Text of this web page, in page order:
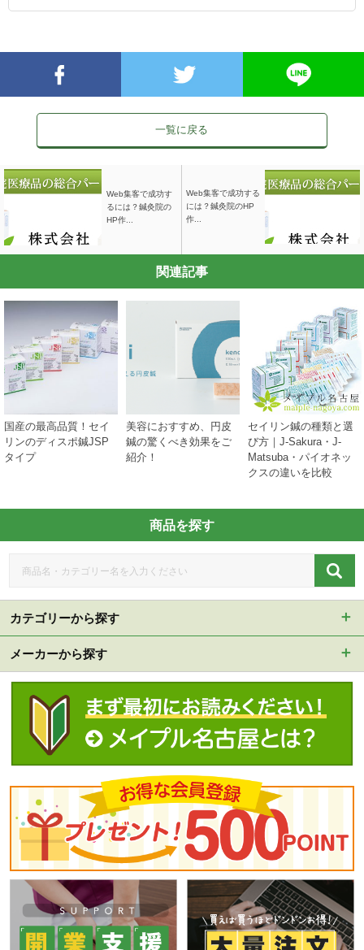
一覧に戻る
Web集客で成功す
るには？鍼灸院の
HP作...
Web集客で成功する
には？鍼灸院のHP
作...
関連記事
国産の最高品質！セイ
リンのディスポ鍼JSP
タイプ
美容におすすめ、円皮
鍼の驚くべき効果をご
紹介！
セイリン鍼の種類と選
び方｜J-Sakura・J-
Matsuba・パイオネッ
クスの違いを比較
商品を探す
カテゴリーから探す
メーカーから探す